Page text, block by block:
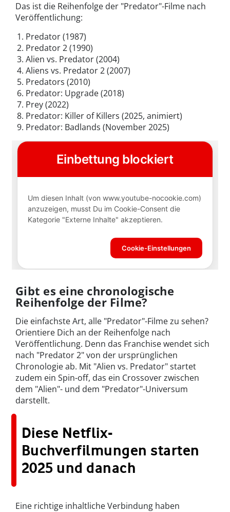
Das ist die Reihenfolge der "Predator"-Filme nach
Veröffentlichung:
Predator (1987)
Predator 2 (1990)
Alien vs. Predator (2004)
Aliens vs. Predator 2 (2007)
Predators (2010)
Predator: Upgrade (2018)
Prey (2022)
Predator: Killer of Killers (2025, animiert)
Predator: Badlands (November 2025)
Gibt es eine chronologische
Reihenfolge der Filme?
Die einfachste Art, alle "Predator"-Filme zu sehen?
Orientiere Dich an der Reihenfolge nach
Veröffentlichung. Denn das Franchise wendet sich
nach "Predator 2" von der ursprünglichen
Chronologie ab. Mit "Alien vs. Predator" startet
zudem ein Spin-off, das ein Crossover zwischen
dem "Alien"- und dem "Predator"-Universum
darstellt.
Diese Netflix-
Buchverfilmungen starten
2025 und danach
Eine richtige inhaltliche Verbindung haben